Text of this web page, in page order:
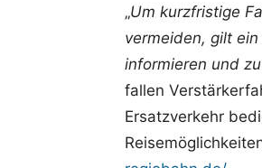
„Um kurzfristige
vermeiden, gilt
informieren und
fallen
Ersatzverkehr